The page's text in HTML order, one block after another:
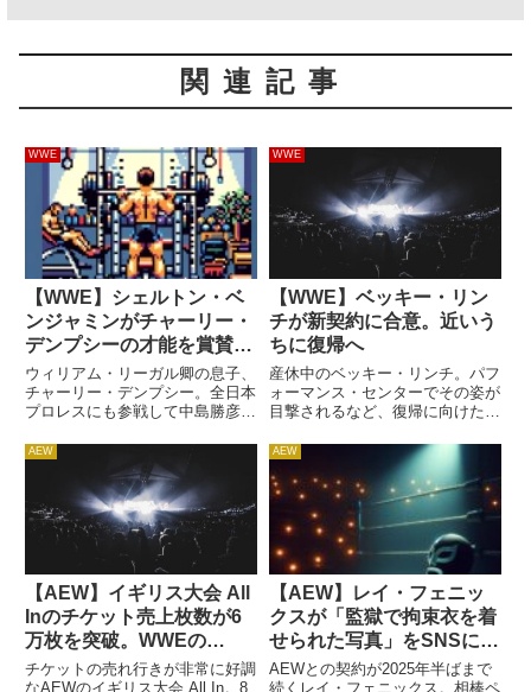
関連記事
WWE
【WWE】シェルトン・ベ
ンジャミンがチャーリー・
デンプシーの才能を賞賛。
「もっと上手くなるよ」
ウィリアム・リーガル卿の息子、
チャーリー・デンプシー。全日本
プロレスにも参戦して中島勝彦と
テクニックが高く評価されてお
り、将来性の高さに期待が寄せら
れています。頼れる父がいる職場
で働けるというのは、彼のような
立...
WWE
【WWE】ベッキー・リン
チが新契約に合意。近いう
ちに復帰へ
産休中のベッキー・リンチ。パフ
ォーマンス・センターでその姿が
目撃されるなど、復帰に向けた動
です。レスリング・オブザーバー
のデイブ・メルツァーによれば、
彼女はレッスルマニア37に何ら
かの形で登場する可能性もあっ
た...
AEW
【AEW】イギリス大会 All
Inのチケット売上枚数が6
万枚を突破。WWEの
Clash at the Castleの売上
枚数にあと僅かまで迫る
チケットの売れ行きが非常に好調
なAEWのイギリス大会 All In。8
AEW
【AEW】レイ・フェニッ
クスが「監獄で拘束衣を着
せられた写真」をSNSに投
稿。飼い殺しへの反発か
AEWとの契約が2025年半ばまで
続くレイ・フェニックス。相棒ペ